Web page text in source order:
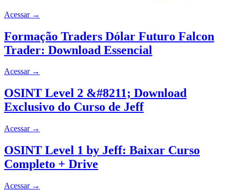
Acessar →
Formação Traders Dólar Futuro Falcon
Trader: Download Essencial
Acessar →
OSINT Level 2 &#8211; Download
Exclusivo do Curso de Jeff
Acessar →
OSINT Level 1 by Jeff: Baixar Curso
Completo + Drive
Acessar →